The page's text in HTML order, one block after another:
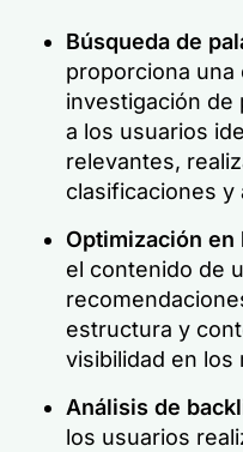
Búsqueda de
proporciona una
investigación de
a los usuarios
relevantes,
clasificaciones y
Optimización en
el contenido de
estructura y
visibilidad en los
Análisis de
los usuarios